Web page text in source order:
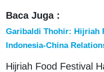
Baca Juga :
Garibaldi Thohir: Hijriah
Indonesia-China
Hijriah Food Festival